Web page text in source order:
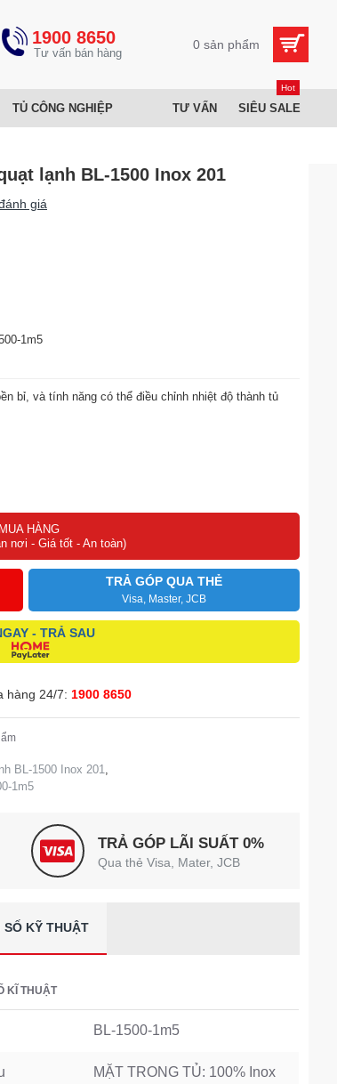
1900 8650 0 sản phẩm
TỦ CÔNG NGHIỆP TƯ VẤN SIÊU SALE
Hot
lạnh BL-1500 Inox 201
giá
1m5
bỉ, và tính năng có thể điều chỉnh nhiệt độ thành tủ
Quản
MUA HÀNG
nơi - Giá tốt - An toàn)
TRẢ GÓP QUA THẺ
Visa, Master, JCB
- TRẢ SAU
hàng 24/7: 1900 8650
BL-1500 Inox 201,
1m5
TRẢ GÓP LÃI SUẤT 0%
Qua thẻ Visa, Mater, JCB
SỐ KỸ THUẬT
KĨ THUẬT
BL-1500-1m5
MẶT TRONG TỦ: 100% Inox